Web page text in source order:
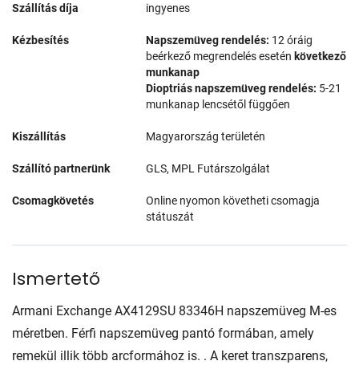
Szállítás díja ingyenes
Kézbesítés Napszemüveg rendelés: 12 óráig
beérkező megrendelés esetén következő
munkanap
Dioptriás napszemüveg rendelés: 5-21
munkanap lencsétől függően
Kiszállítás Magyarország területén
Szállító partnerünk GLS, MPL Futárszolgálat
Csomagkövetés
Online nyomon követheti csomagja
státuszát
Ismertető
Armani Exchange AX4129SU 83346H napszemüveg M-es
méretben. Férfi napszemüveg pantó formában, amely
remekül illik több arcformához is. . A keret transzparens,